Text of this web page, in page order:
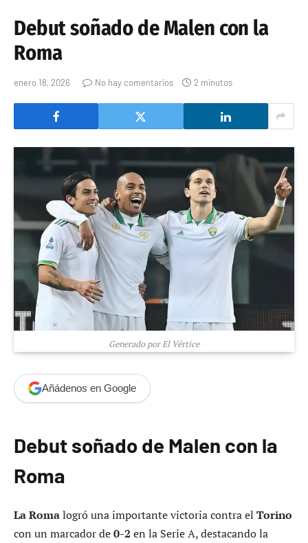
Debut soñado de Malen con la
Roma
enero 18, 2026 No hay comentarios 2 minutos
Generado por El Vértice
Añádenos en Google
Debut soñado de Malen con la
Roma
La Romalogró una importante victoria contra el Torino
con un marcador de0-2 en la Serie A, destacando la